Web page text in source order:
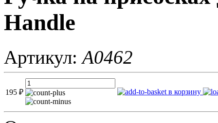
Handle
Артикул:A0462
195 ₽ в корзину